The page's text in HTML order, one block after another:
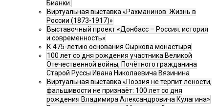
Бианки.
Виртуальная выставка «Рахманинов. Жизнь в
России (1873-1917)»
Выставочный проект «Донбасс – Россия: история
и современность»
К 475-летию основания Сыркова монастыря
100 лет со дня рождения участника Великой
Отечественной войны, Почётного гражданина
Старой Руссы Ивана Николаевича Вязинина
Виртуальная выставка «Поэзия не терпит лености,
фальшивости не признаёт: 100 лет со дня
рождения Владимира Александровича Кулагина»